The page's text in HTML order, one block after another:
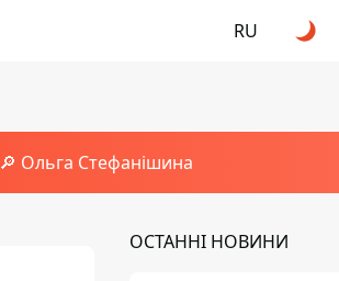
RU
🔎 Ольга Стефанішина
ОСТАННІ НОВИНИ